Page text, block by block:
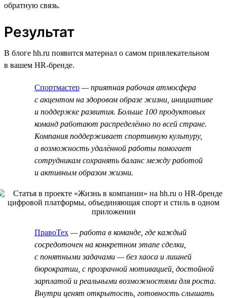
обратную связь.
Результат
В блоге hh.ru появится материал о самом привлекательном
в вашем HR-бренде.
Спортмастер — приятная рабочая атмосфера
с акцентом на здоровом образе жизни, инициативе
и поддержке развития. Больше 100 продуктовых
команд работают распределённо по всей стране.
Компания поддерживает спортивную культуру,
а возможность удалённой работы помогает
сотрудникам сохранять баланс между работой
и активным образом жизни.
ПравоТех — работа в команде, где каждый
сосредоточен на конкретном этапе сделки,
с понятными задачами — без хаоса и лишней
бюрократии, с прозрачной мотивацией, достойной
зарплатой и реальными возможностями для роста.
Внутри ценят открытость, готовность слышать